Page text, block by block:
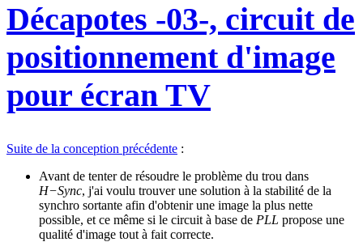
Décapotes -03-, circuit de
positionnement d'image
pour écran TV
Suite de la conception précédente :
Avant de tenter de résoudre le problème du trou dans
H−Sync, j'ai voulu trouver une solution à la stabilité de la
synchro sortante afin d'obtenir une image la plus nette
possible, et ce même si le circuit à base de PLL propose une
qualité d'image tout à fait correcte.